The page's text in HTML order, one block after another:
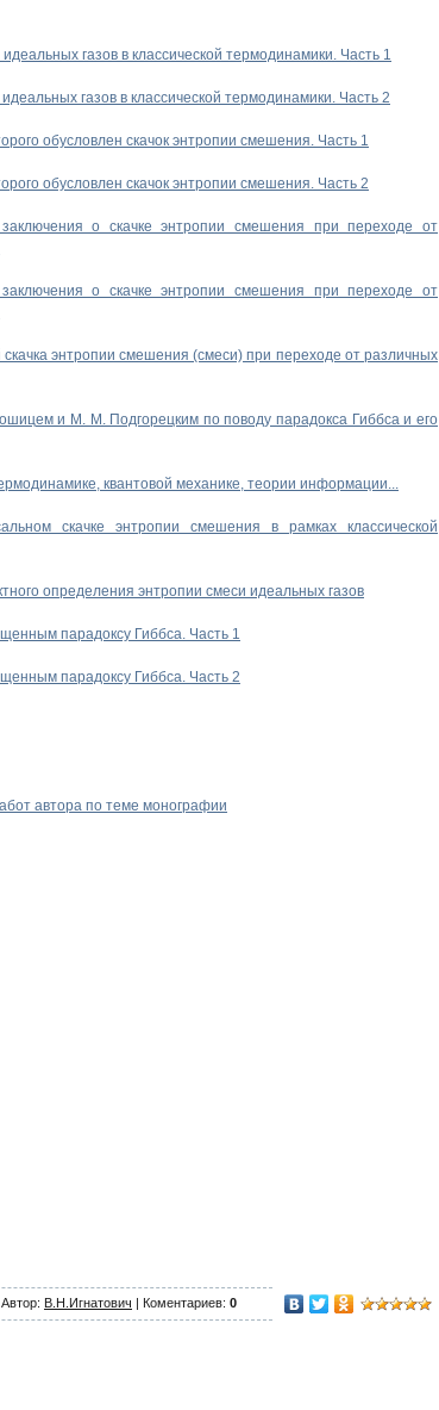
газов в классической термодинамики. Часть 1
газов в классической термодинамики. Часть 2
обусловлен скачок энтропии смешения. Часть 1
обусловлен скачок энтропии смешения. Часть 2
о скачке энтропии смешения при переходе от
о скачке энтропии смешения при переходе от
энтропии смешения (смеси) при переходе от различных
и М. М. Подгорецким по поводу парадокса Гиббса и его
квантовой механике, теории информации...
скачке энтропии смешения в рамках классической
определения энтропии смеси идеальных газов
парадоксу Гиббса. Часть 1
парадоксу Гиббса. Часть 2
автора по теме монографии
Автор: В.Н.Игнатович | Коментариев: 0